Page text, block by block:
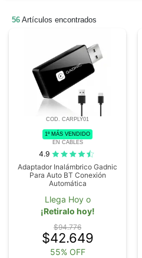
56 Artículos encontrados
COD. CARPLY01
1º MÁS VENDIDO
EN CABLES
4.9
Adaptador Inalámbrico Gadnic
Para Auto BT Conexión
Automática
Llega Hoy o
¡Retiralo hoy!
$94.776
$42.649
55% OFF